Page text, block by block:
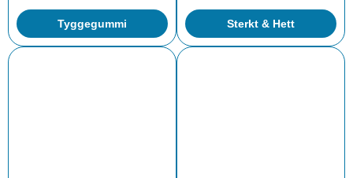
Tyggegummi Sterkt & Hett